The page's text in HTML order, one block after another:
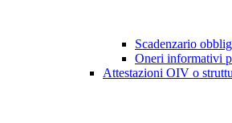
Scadenzario
Oneri informativi
Attestazioni OIV o